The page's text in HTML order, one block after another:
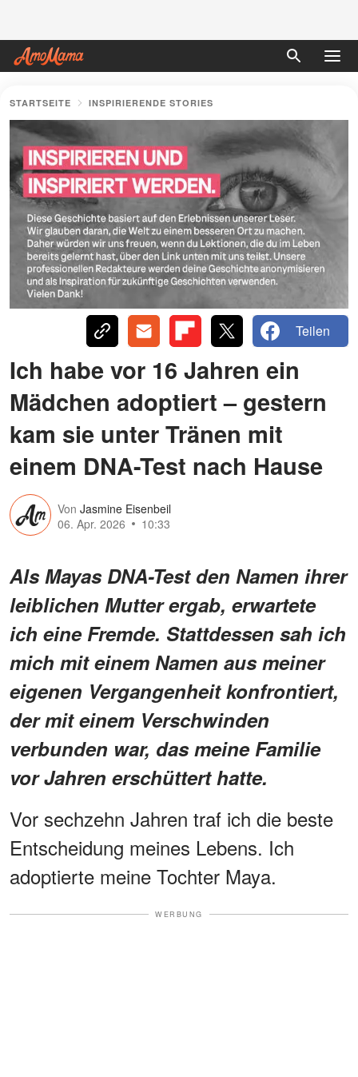
STARTSEITE INSPIRIERENDE STORIES
Teilen
Ich habe vor 16 Jahren ein
Mädchen adoptiert – gestern
kam sie unter Tränen mit
einem DNA-Test nach Hause
Von Jasmine Eisenbeil
06. Apr. 2026
10:33
Als Mayas DNA-Test den Namen ihrer
leiblichen Mutter ergab, erwartete
ich eine Fremde. Stattdessen sah ich
mich mit einem Namen aus meiner
eigenen Vergangenheit konfrontiert,
der mit einem Verschwinden
verbunden war, das meine Familie
vor Jahren erschüttert hatte.
Vor sechzehn Jahren traf ich die beste
Entscheidung meines Lebens. Ich
adoptierte meine Tochter Maya.
WERBUNG